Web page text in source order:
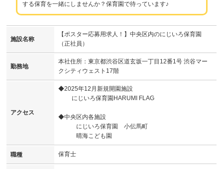
する保育を一緒にしませんか？保育園で待っています♪
施設名称
【ポスター応募用求人！】中央区内のにじいろ保育園
（正社員）
勤務地
本社住所：東京都渋谷区道玄坂一丁目12番1号 渋谷マー
クシティウェスト17階
アクセス
◆2025年12月新規開園施設
にじいろ保育園HARUMI FLAG
◆中央区内各施設
にじいろ保育園 小伝馬町
晴海こども園
職種 保育士